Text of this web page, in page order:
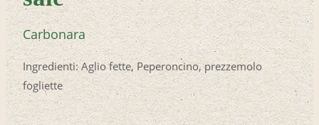
Carbonara
Ingredienti: Aglio fette, Peperoncino, prezzemolo
fogliette